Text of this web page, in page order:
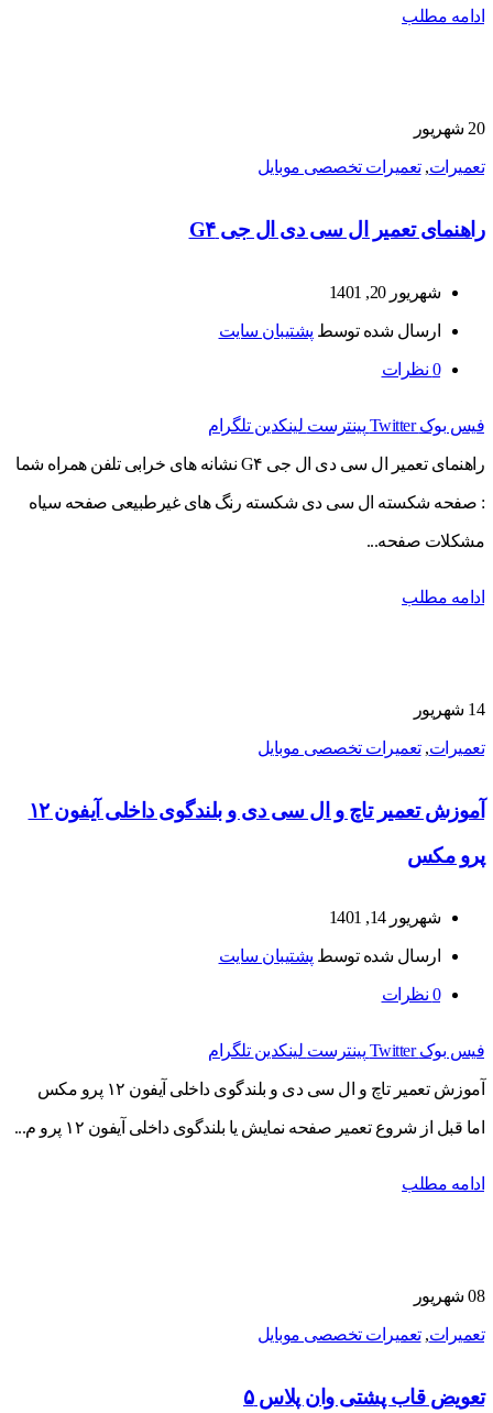
ادامه مطلب
20 شهریور
تعمیرات,تعمیرات تخصصی موبایل
راهنمای تعمیر ال سی دی ال جی G۴
شهریور 20, 1401
ارسال شده توسط پشتیبان سایت
0 نظرات
فیس بوک Twitter پینترست لینکدین تلگرام
راهنمای تعمیر ال سی دی ال جی G۴ نشانه های خرابی تلفن همراه شما
: صفحه شکسته ال سی دی شکسته رنگ های غیرطبیعی صفحه سیاه
مشکلات صفحه...
ادامه مطلب
14 شهریور
تعمیرات,تعمیرات تخصصی موبایل
آموزش تعمیر تاچ و ال سی دی و بلندگوی داخلی آیفون ۱۲
پرو مکس
شهریور 14, 1401
ارسال شده توسط پشتیبان سایت
0 نظرات
فیس بوک Twitter پینترست لینکدین تلگرام
آموزش تعمیر تاچ و ال سی دی و بلندگوی داخلی آیفون ۱۲ پرو مکس
اما قبل از شروع تعمیر صفحه نمایش یا بلندگوی داخلی آیفون ۱۲ پرو م...
ادامه مطلب
08 شهریور
تعمیرات,تعمیرات تخصصی موبایل
تعویض قاب پشتی وان پلاس ۵